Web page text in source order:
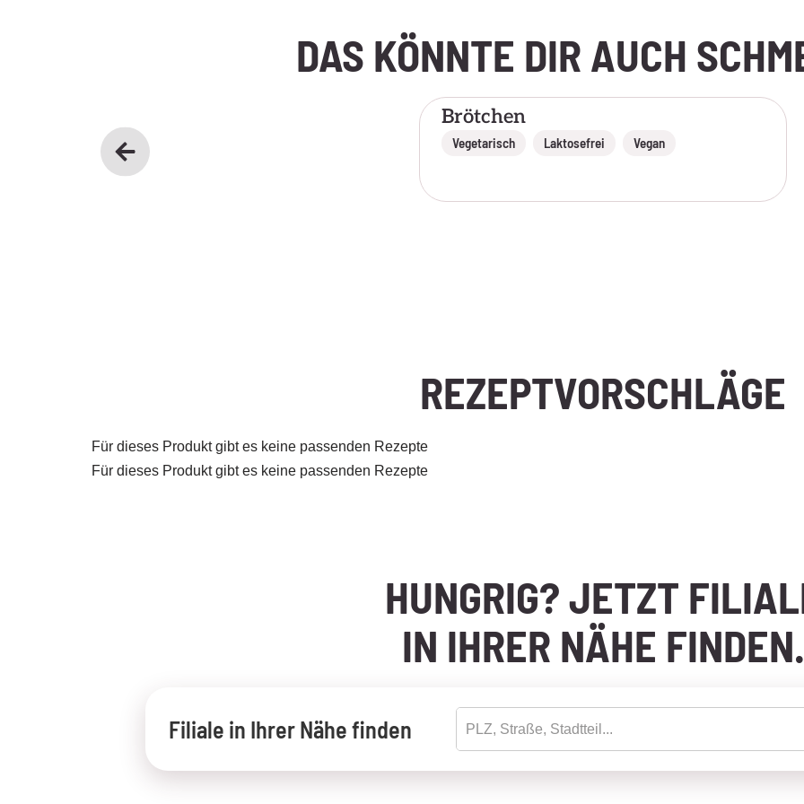
DAS KÖNNTE DIR AUCH
Brötchen
Vegetarisch Laktosefrei Vegan
REZEPTVORSCHLÄGE
Für dieses Produkt gibt es keine passenden Rezepte
Für dieses Produkt gibt es keine passenden Rezepte
HUNGRIG? JETZT
IN IHRER NÄHE FINDEN.
Filiale in Ihrer Nähe finden